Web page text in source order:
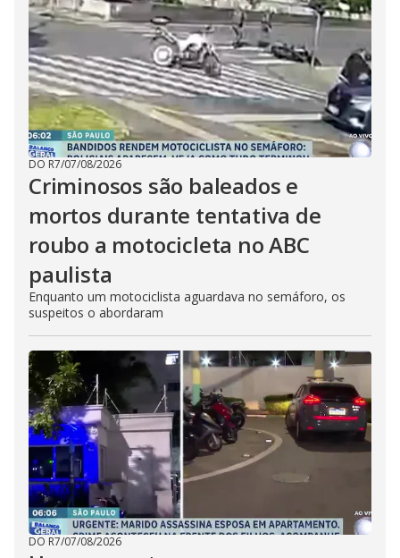
DO R7/07/08/2026
Criminosos são baleados e
mortos durante tentativa de
roubo a motocicleta no ABC
paulista
Enquanto um motociclista aguardava no semáforo, os
suspeitos o abordaram
DO R7/07/08/2026